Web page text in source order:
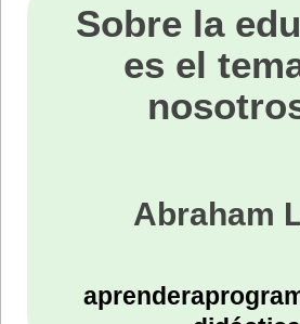
Sobre la
es el
Abraham